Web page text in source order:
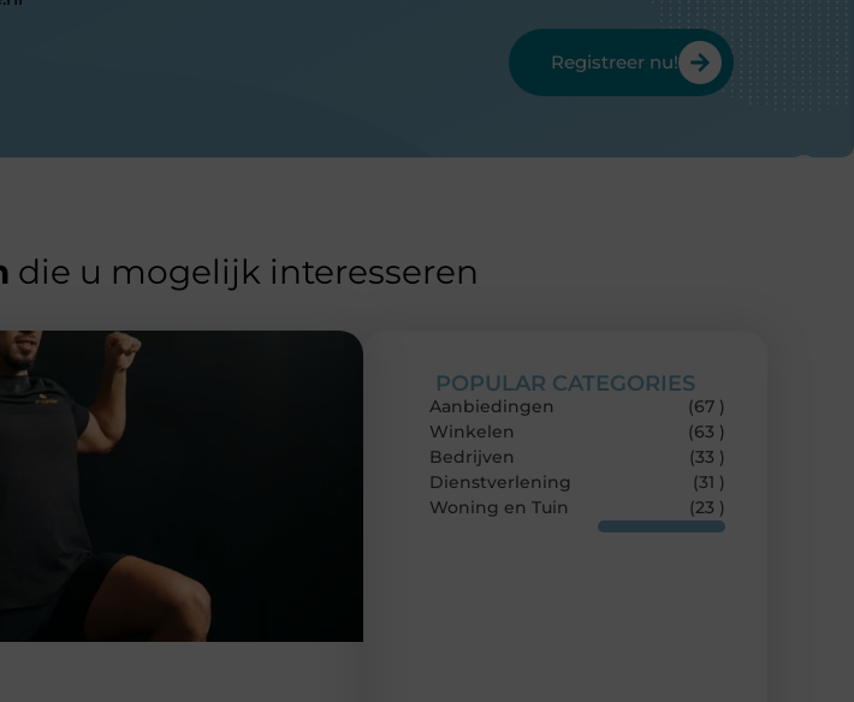
Registreer nu!
die u mogelijk interesseren
POPULAR CATEGORIES
Aanbiedingen
(67 )
Winkelen
(63 )
Bedrijven
(33 )
Dienstverlening
(31 )
Woning en Tuin
(23 )